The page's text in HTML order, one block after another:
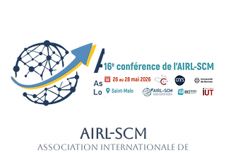
AIRL-SCM
Association Internationale de